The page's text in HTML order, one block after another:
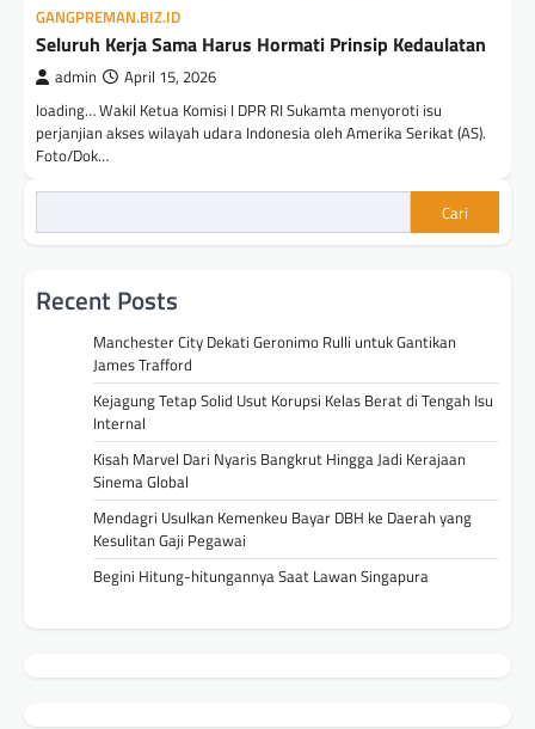
GANGPREMAN.BIZ.ID
Seluruh Kerja Sama Harus Hormati Prinsip Kedaulatan
admin April 15, 2026
loading… Wakil Ketua Komisi I DPR RI Sukamta menyoroti isu
perjanjian akses wilayah udara Indonesia oleh Amerika Serikat (AS).
Foto/Dok…
Cari
Recent Posts
Manchester City Dekati Geronimo Rulli untuk Gantikan
James Trafford
Kejagung Tetap Solid Usut Korupsi Kelas Berat di Tengah Isu
Internal
Kisah Marvel Dari Nyaris Bangkrut Hingga Jadi Kerajaan
Sinema Global
Mendagri Usulkan Kemenkeu Bayar DBH ke Daerah yang
Kesulitan Gaji Pegawai
Begini Hitung-hitungannya Saat Lawan Singapura